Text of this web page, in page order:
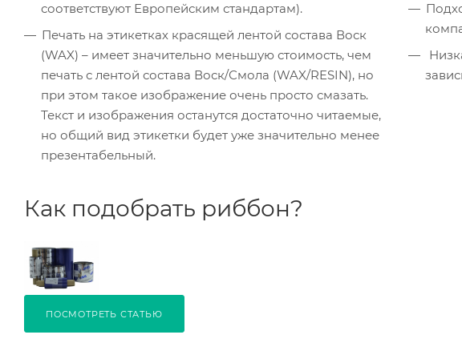
соответствуют Европейским стандартам).
Печать на этикетках красящей лентой состава Воск
(WAX) – имеет значительно меньшую стоимость, чем
печать с лентой состава Воск/Смола (WAX/RESIN), но
при этом такое изображение очень просто смазать.
Текст и изображения останутся достаточно читаемые,
но общий вид этикетки будет уже значительно менее
презентабельный.
Как подобрать риббон?
ПОСМОТРЕТЬ СТАТЬЮ